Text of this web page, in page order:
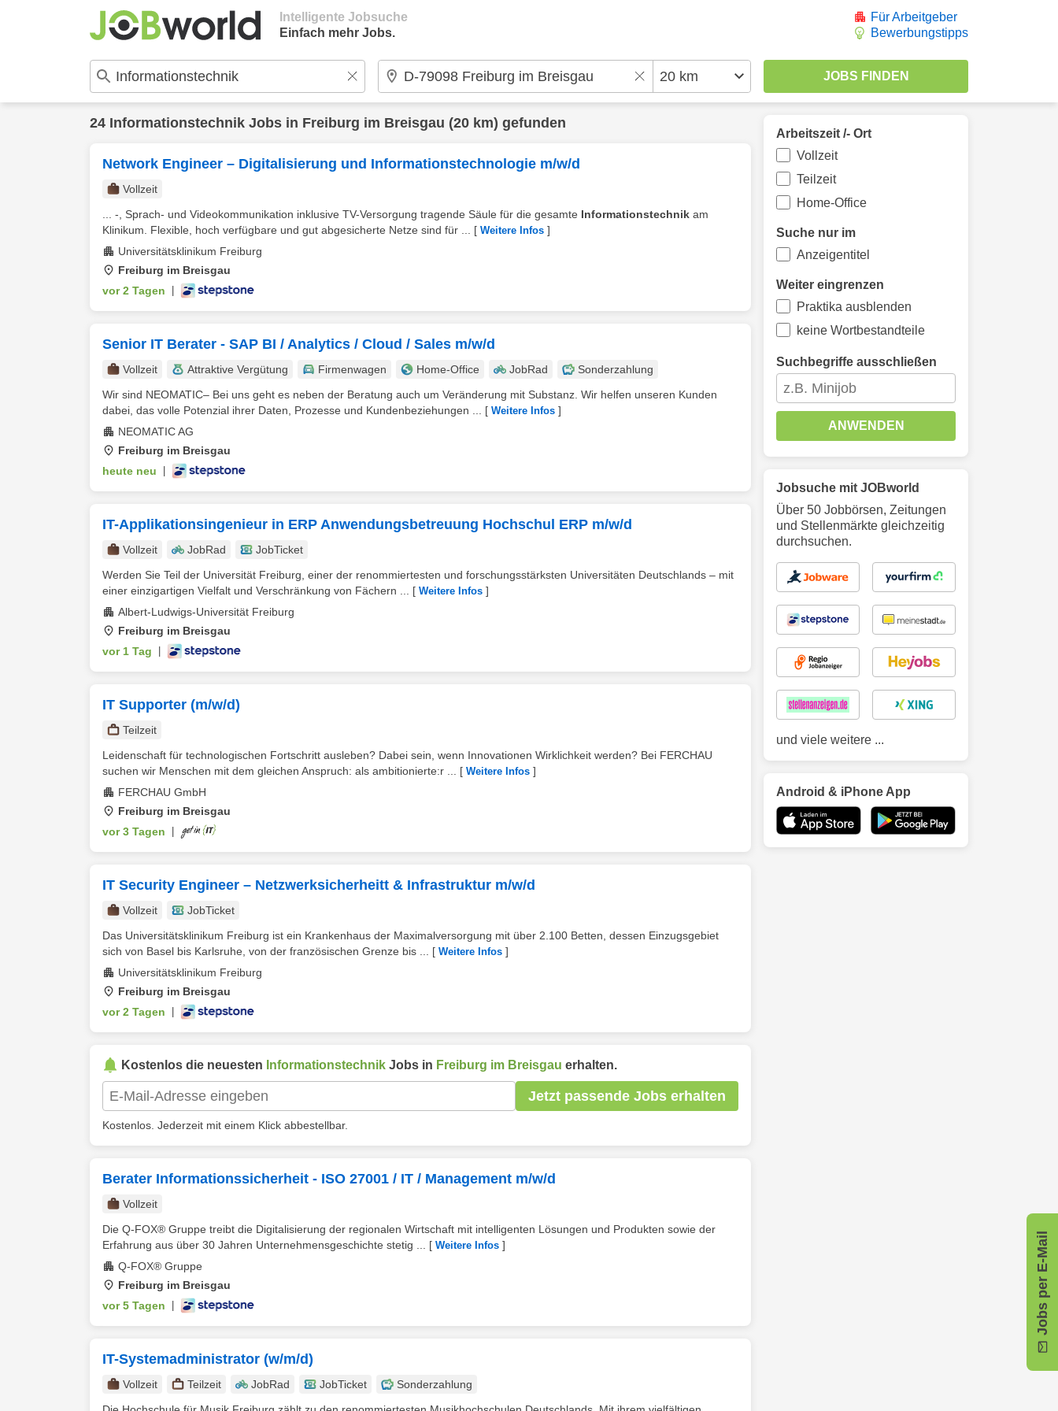
Intelligente Jobsuche
Einfach mehr Jobs.
Für Arbeitgeber
Bewerbungstipps
24 Informationstechnik Jobs in Freiburg im Breisgau (20 km) gefunden
Network Engineer – Digitalisierung und Informationstechnologie m/w/d
Vollzeit
... -, Sprach- und Videokommunikation inklusive TV-Versorgung tragende Säule für die gesamte Informationstechnik am
Klinikum. Flexible, hoch verfügbare und gut abgesicherte Netze sind für ...
[ Weitere Infos ]
Universitätsklinikum Freiburg
Freiburg im Breisgau
vor 2 Tagen
Senior IT Berater - SAP BI / Analytics / Cloud / Sales m/w/d
Vollzeit Attraktive Vergütung Firmenwagen Home-Office JobRad
Sonderzahlung
Wir sind NEOMATIC– Bei uns geht es neben der Beratung auch um Veränderung mit Substanz. Wir helfen unseren Kunden
dabei, das volle Potenzial ihrer Daten, Prozesse und Kundenbeziehungen ...
[ Weitere Infos ]
NEOMATIC AG
Freiburg im Breisgau
heute neu
IT-Applikationsingenieur in ERP Anwendungsbetreuung Hochschul ERP m/w/d
Vollzeit JobRad
JobTicket
Werden Sie Teil der Universität Freiburg, einer der renommiertesten und forschungsstärksten Universitäten Deutschlands – mit
einer einzigartigen Vielfalt und Verschränkung von Fächern ...
[ Weitere Infos ]
Albert-Ludwigs-Universität Freiburg
Freiburg im Breisgau
vor 1 Tag
IT Supporter (m/w/d)
Teilzeit
Leidenschaft für technologischen Fortschritt ausleben? Dabei sein, wenn Innovationen Wirklichkeit werden? Bei FERCHAU
suchen wir Menschen mit dem gleichen Anspruch: als ambitionierte:r ...
[ Weitere Infos ]
FERCHAU GmbH
Freiburg im Breisgau
vor 3 Tagen
IT Security Engineer – Netzwerksicherheitt & Infrastruktur m/w/d
Vollzeit
JobTicket
Das Universitätsklinikum Freiburg ist ein Krankenhaus der Maximalversorgung mit über 2.100 Betten, dessen Einzugsgebiet
sich von Basel bis Karlsruhe, von der französischen Grenze bis ...
[ Weitere Infos ]
Universitätsklinikum Freiburg
Freiburg im Breisgau
vor 2 Tagen
Kostenlos die neuesten Informationstechnik Jobs in Freiburg im Breisgau erhalten.
Jetzt passende Jobs erhalten
Kostenlos. Jederzeit mit einem Klick abbestellbar.
Berater Informationssicherheit - ISO 27001 / IT / Management m/w/d
Vollzeit
Die Q-FOX® Gruppe treibt die Digitalisierung der regionalen Wirtschaft mit intelligenten Lösungen und Produkten sowie der
Erfahrung aus über 30 Jahren Unternehmensgeschichte stetig ...
[ Weitere Infos ]
Q-FOX® Gruppe
Freiburg im Breisgau
vor 5 Tagen
IT-Systemadministrator (w/m/d)
Vollzeit Teilzeit JobRad JobTicket
Sonderzahlung
Jobs per E-Mail
Arbeitszeit /- Ort
Vollzeit
Teilzeit
Home-Office
Suche nur im
Anzeigentitel
Weiter eingrenzen
Praktika ausblenden
keine Wortbestandteile
Suchbegriffe ausschließen
ANWENDEN
Jobsuche mit JOBworld
Über 50 Jobbörsen, Zeitungen
und Stellenmärkte gleichzeitig
durchsuchen.
und viele weitere ...
Android & iPhone App